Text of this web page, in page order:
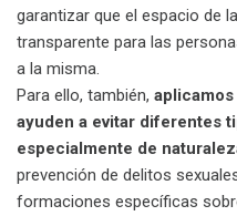
garantizar que el espacio de
transparente para las
a la misma.
Para ello, también,
ayuden a evitar diferentes
especialmente de
prevención de delitos
formaciones específicas